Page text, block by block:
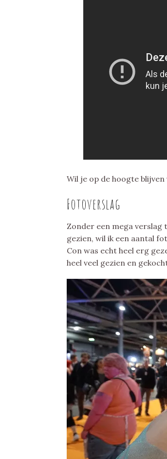
Wil je op de hoogte blijven
Fotoverslag
Zonder een mega verslag
gezien, wil ik een aantal
Con was echt heel erg
heel veel gezien en